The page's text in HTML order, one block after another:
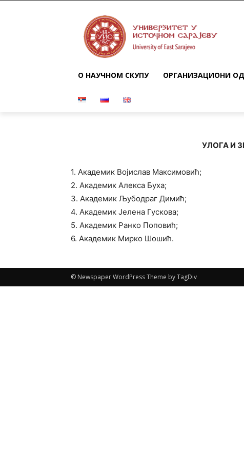
О НАУЧНОМ СКУПУ ОРГАНИЗАЦИОНИ
УЛОГА И
1. Академик Војислав Максимовић;
2. Академик Алекса Буха;
3. Академик Љубодраг Димић;
4. Академик Јелена Гускова;
5. Академик Ранко Поповић;
6. Академик Мирко Шошић.
© Newspaper WordPress Theme by TagDiv